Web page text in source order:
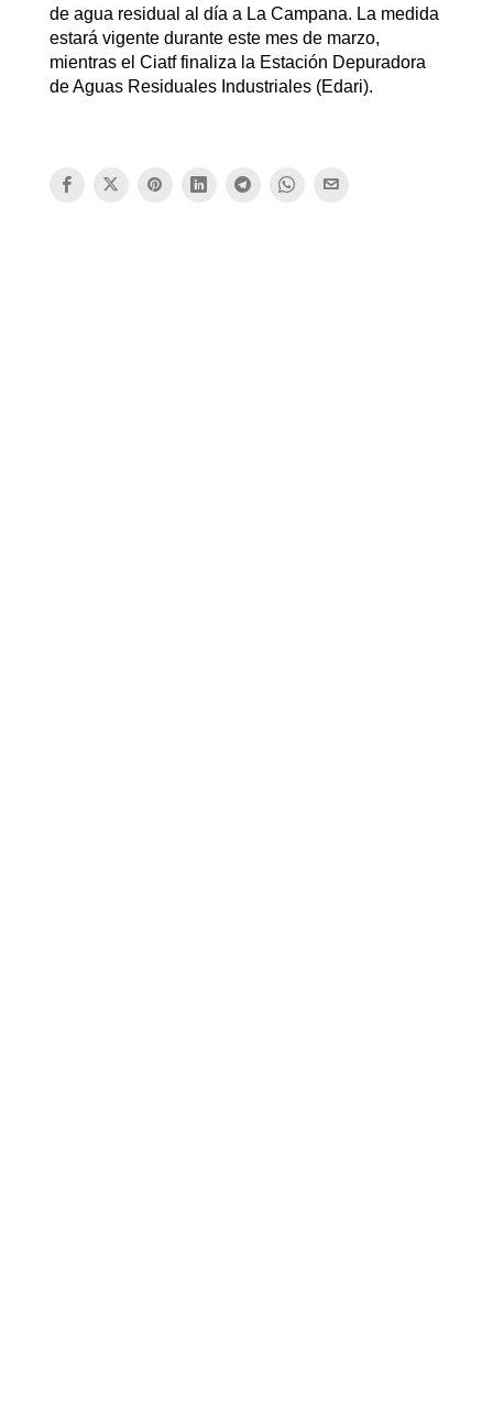
de agua residual al día a La Campana. La medida
estará vigente durante este mes de marzo,
mientras el Ciatf finaliza la Estación Depuradora
de Aguas Residuales Industriales (Edari).